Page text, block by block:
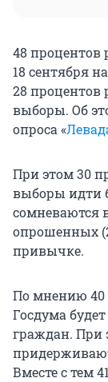
48 процентов
18 сентября
28 процентов
выборы. Об
опроса «
При этом 30
выборы идти
сомневаются
опрошенных
привычке.
По мнению 40
Госдума
граждан. При
Вместе с тем